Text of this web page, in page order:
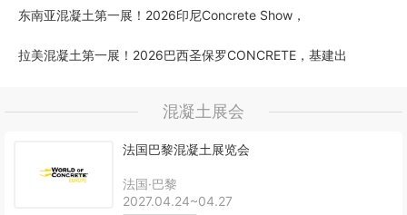
东南亚混凝土第一展！2026印尼Concrete Show，
拉美混凝土第一展！2026巴西圣保罗CONCRETE，基建出
混凝土展会
法国巴黎混凝土展览会
法国·巴黎
2027.04.24~04.27